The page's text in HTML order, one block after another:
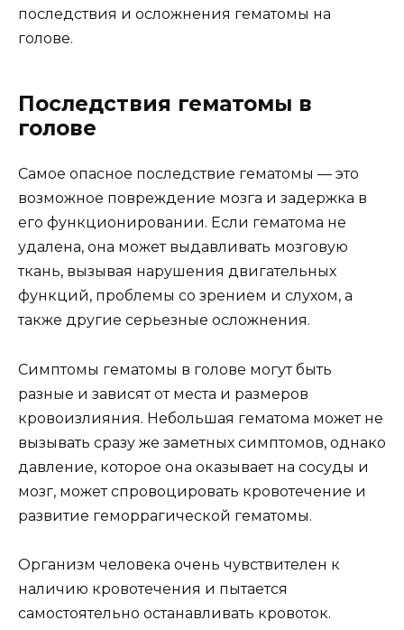
последствия и осложнения гематомы на
голове.
Последствия гематомы в
голове
Самое опасное последствие гематомы — это
возможное повреждение мозга и задержка в
его функционировании. Если гематома не
удалена, она может выдавливать мозговую
ткань, вызывая нарушения двигательных
функций, проблемы со зрением и слухом, а
также другие серьезные осложнения.
Симптомы гематомы в голове могут быть
разные и зависят от места и размеров
кровоизлияния. Небольшая гематома может не
вызывать сразу же заметных симптомов, однако
давление, которое она оказывает на сосуды и
мозг, может спровоцировать кровотечение и
развитие геморрагической гематомы.
Организм человека очень чувствителен к
наличию кровотечения и пытается
самостоятельно останавливать кровоток.